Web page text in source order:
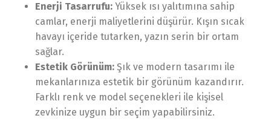
Enerji Tasarrufu: Yüksek ısı yalıtımına sahip
camlar, enerji maliyetlerini düşürür. Kışın sıcak
havayı içeride tutarken, yazın serin bir ortam
sağlar.
Estetik Görünüm: Şık ve modern tasarımı ile
mekanlarınıza estetik bir görünüm kazandırır.
Farklı renk ve model seçenekleri ile kişisel
zevkinize uygun bir seçim yapabilirsiniz.